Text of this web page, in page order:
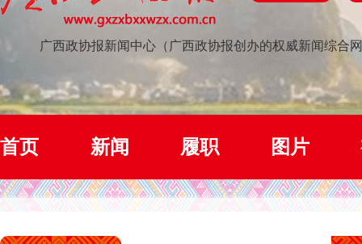
广西政协报新闻中心（广西政协报创办的权威新闻综合
首页 新闻 履职 图片